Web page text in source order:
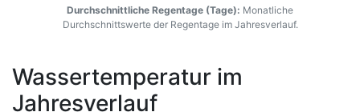
Durchschnittliche Regentage (Tage): Monatliche
Durchschnittswerte der Regentage im Jahresverlauf.
Wassertemperatur im
Jahresverlauf